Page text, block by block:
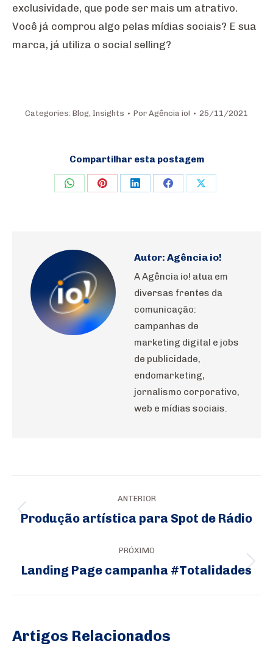
exclusividade, que pode ser mais um atrativo.
Você já comprou algo pelas mídias sociais? E sua
marca, já utiliza o social selling?
Categories: Blog, Insights Por Agência io! 25/11/2021
Compartilhar esta postagem
Share Share Share Share Share
Autor: Agência io!
A Agência io! atua em
diversas frentes da
comunicação:
campanhas de
marketing digital e jobs
de publicidade,
endomarketing,
jornalismo corporativo,
web e mídias sociais.
de
ANTERIOR
Post
Produção artística para Spot de Rádio
PRÓXIMO
Próximo
Landing Page campanha #Totalidades
Artigos Relacionados